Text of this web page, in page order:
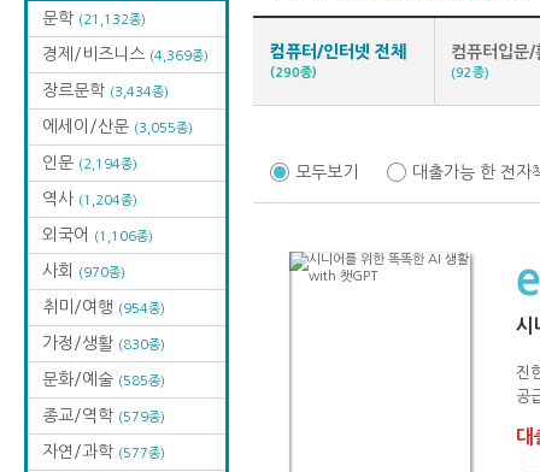
문학 (21,132종)
경제/비즈니스 (4,369종)
장르문학 (3,434종)
에세이/산문 (3,055종)
인문 (2,194종)
역사 (1,204종)
외국어 (1,106종)
사회 (970종)
취미/여행 (954종)
가정/생활 (830종)
문화/예술 (585종)
종교/역학 (579종)
자연/과학 (577종)
컴퓨터/인터넷 전체
(290종)
컴퓨터입문/
(92종)
모두보기 대출가능 한 전자
시
진
공
대